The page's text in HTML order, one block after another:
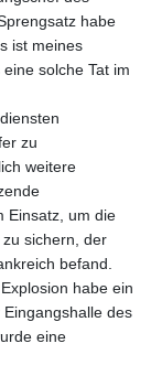
habe
ist meines
solche Tat im
zu
weitere
Einsatz, um die
sichern, der
befand.
habe ein
des
eine